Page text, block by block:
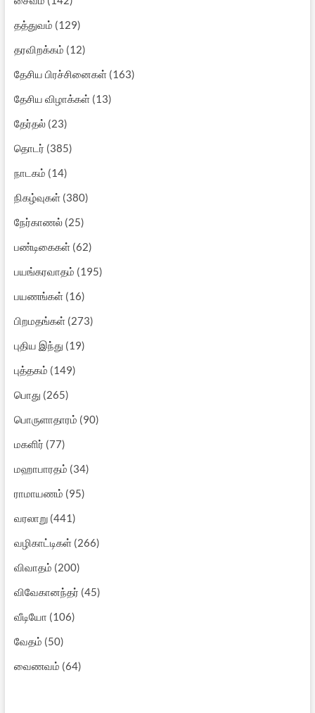
தத்துவம் (129)
தரவிறக்கம் (12)
தேசிய பிரச்சினைகள்(163)
தேசிய விழாக்கள்(13)
தேர்தல்(23)
தொடர் (385)
நாடகம் (14)
நிகழ்வுகள்(380)
நேர்காணல்(25)
பண்டிகைகள்(62)
பயங்கரவாதம் (195)
பயணங்கள்(16)
பிறமதங்கள்(273)
புதிய இந்து (19)
புத்தகம் (149)
பொது (265)
பொருளாதாரம் (90)
மகளிர் (77)
மஹாபாரதம் (34)
ராமாயணம் (95)
வரலாறு(441)
வழிகாட்டிகள்(266)
விவாதம் (200)
விவேகானந்தர் (45)
வீடியோ (106)
வேதம் (50)
வைணவம் (64)